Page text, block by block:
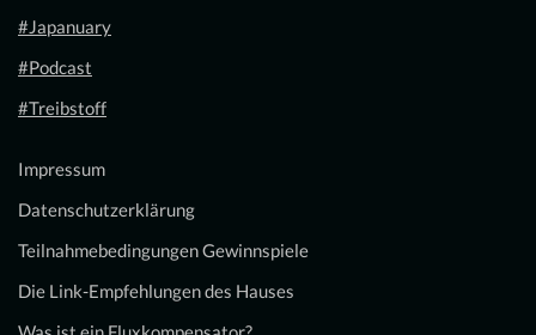
#Japanuary
#Podcast
#Treibstoff
Impressum
Datenschutzerklärung
Teilnahmebedingungen Gewinnspiele
Die Link-Empfehlungen des Hauses